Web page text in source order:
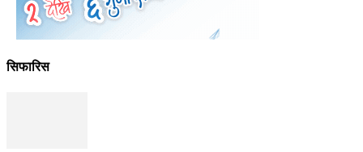
सिफारिस